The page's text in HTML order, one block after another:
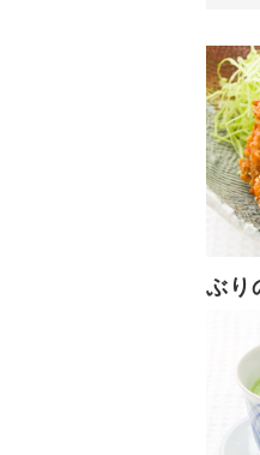
ぶり